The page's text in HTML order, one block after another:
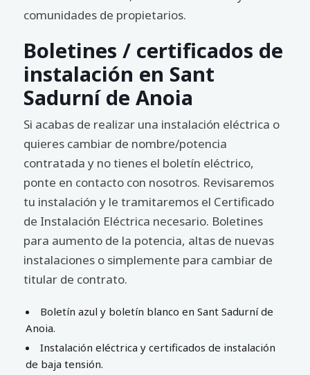
comunidades de propietarios.
Boletines / certificados de
instalación en Sant
Sadurní de Anoia
Si acabas de realizar una instalación eléctrica o
quieres cambiar de nombre/potencia
contratada y no tienes el boletín eléctrico,
ponte en contacto con nosotros. Revisaremos
tu instalación y le tramitaremos el Certificado
de Instalación Eléctrica necesario. Boletines
para aumento de la potencia, altas de nuevas
instalaciones o simplemente para cambiar de
titular de contrato.
Boletín azul y boletín blanco en Sant Sadurní de
Anoia.
Instalación eléctrica y certificados de instalación
de baja tensión.